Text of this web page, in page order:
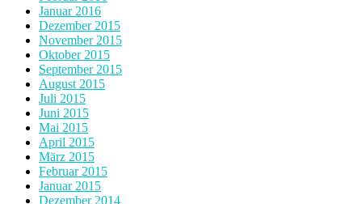
Januar 2016
Dezember 2015
November 2015
Oktober 2015
September 2015
August 2015
Juli 2015
Juni 2015
Mai 2015
April 2015
März 2015
Februar 2015
Januar 2015
Dezember 2014